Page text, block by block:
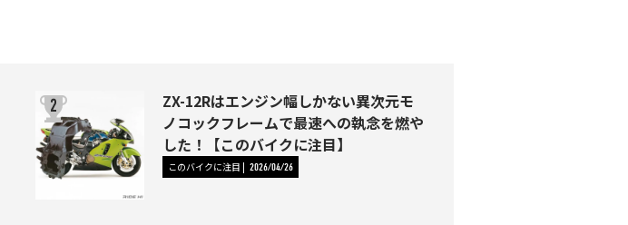
ZX-12Rはエンジン幅しかない異次元モ
ノコックフレームで最速への執念を燃や
した！【このバイクに注目】
このバイクに注目 2026/04/26